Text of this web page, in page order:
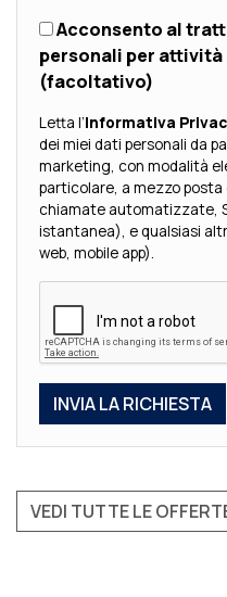
Acconsento al
personali per attività
(facoltativo)
Letta l’Informativa
dei miei dati personali da parte di
marketing, con modalità
particolare, a mezzo
chiamate automatizzate,
istantanea), e qualsiasi
web, mobile app).
VEDI TUTTE LE